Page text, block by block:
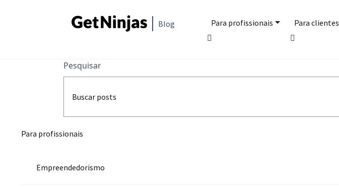
Blog Para profissionais Para clientes
Pesquisar
Para profissionais
Empreendedorismo